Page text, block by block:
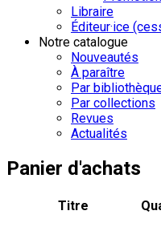
Libraire
Éditeur·ice
Notre catalogue
Nouveautés
À paraître
Par
Par collections
Revues
Actualités
Panier d'achats
Titre